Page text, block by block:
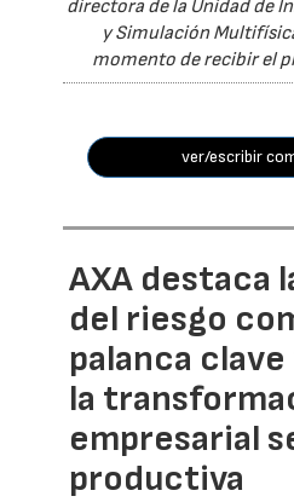
directora de la Unidad de
y Simulación
momento de recibir el
ver/escribir
AXA destaca
del riesgo
palanca clave
la
empresarial
productiva